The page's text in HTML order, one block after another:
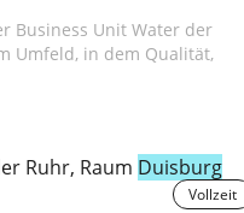
Business Unit Water der
Umfeld, in dem Qualität,
Ruhr, Raum Duisburg
Vollzeit